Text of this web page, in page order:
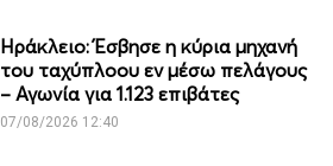
Ηράκλειο: Έσβησε η κύρια μηχανή
του ταχύπλοου εν μέσω πελάγους
– Αγωνία για 1.123 επιβάτες
07/08/2026 12:40